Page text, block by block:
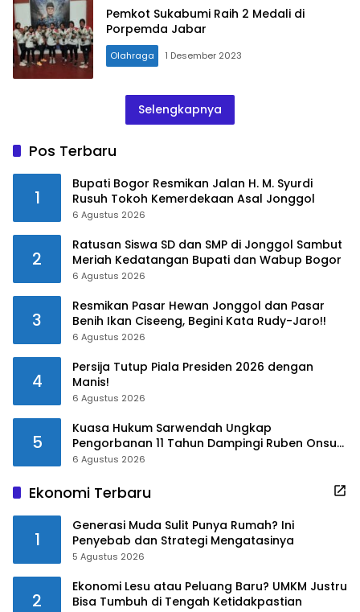
Pemkot Sukabumi Raih 2 Medali di
Porpemda Jabar
Olahraga 1 Desember 2023
Selengkapnya
Pos Terbaru
1
Bupati Bogor Resmikan Jalan H. M. Syurdi
Rusuh Tokoh Kemerdekaan Asal Jonggol
6 Agustus 2026
2
Ratusan Siswa SD dan SMP di Jonggol Sambut
Meriah Kedatangan Bupati dan Wabup Bogor
6 Agustus 2026
3
Resmikan Pasar Hewan Jonggol dan Pasar
Benih Ikan Ciseeng, Begini Kata Rudy-Jaro!!
6 Agustus 2026
4
Persija Tutup Piala Presiden 2026 dengan
Manis!
6 Agustus 2026
5
Kuasa Hukum Sarwendah Ungkap
Pengorbanan 11 Tahun Dampingi Ruben Onsu
Saat Sakit
6 Agustus 2026
Ekonomi Terbaru
1
Generasi Muda Sulit Punya Rumah? Ini
Penyebab dan Strategi Mengatasinya
5 Agustus 2026
2
Ekonomi Lesu atau Peluang Baru? UMKM Justru
Bisa Tumbuh di Tengah Ketidakpastian